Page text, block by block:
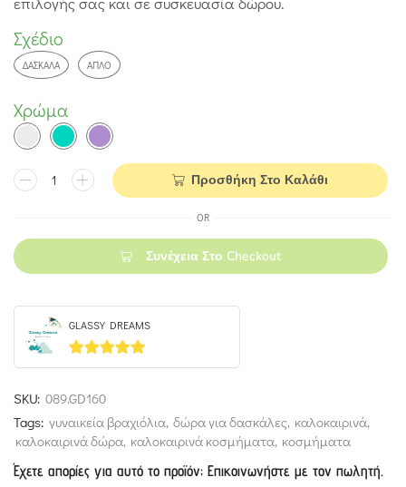
Σχέδιο
ΔΑΣΚΆΛΑ ΑΠΛΌ
Χρώμα
Προσθήκη Στο Καλάθι
OR
Συνέχεια Στο Checkout
GLASSY DREAMS
5out of 5
SKU: 089.GD160
Tags: γυναικεία βραχιόλια, δώρα για δασκάλες, καλοκαιρινά,
καλοκαιρινά δώρα, καλοκαιρινά κοσμήματα, κοσμήματα
Έχετε απορίες για αυτό το προϊόν; Επικοινωνήστε με τον πωλητή.